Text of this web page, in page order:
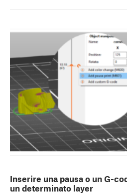
Inserire una pausa o un G-
un determinato layer